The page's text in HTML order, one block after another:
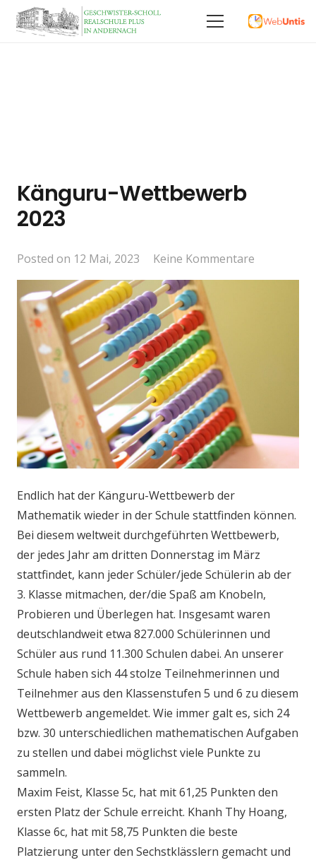
Känguru-Wettbewerb
2023
Posted on 12 Mai, 2023 Keine Kommentare
Endlich hat der Känguru-Wettbewerb der
Mathematik wieder in der Schule stattfinden können.
Bei diesem weltweit durchgeführten Wettbewerb,
der jedes Jahr am dritten Donnerstag im März
stattfindet, kann jeder Schüler/jede Schülerin ab der
3. Klasse mitmachen, der/die Spaß am Knobeln,
Probieren und Überlegen hat. Insgesamt waren
deutschlandweit etwa 827.000 Schülerinnen und
Schüler aus rund 11.300 Schulen dabei. An unserer
Schule haben sich 44 stolze Teilnehmerinnen und
Teilnehmer aus den Klassenstufen 5 und 6 zu diesem
Wettbewerb angemeldet. Wie immer galt es, sich 24
bzw. 30 unterschiedlichen mathematischen Aufgaben
zu stellen und dabei möglichst viele Punkte zu
sammeln.
Maxim Feist, Klasse 5c, hat mit 61,25 Punkten den
ersten Platz der Schule erreicht. Khanh Thy Hoang,
Klasse 6c, hat mit 58,75 Punkten die beste
Platzierung unter den Sechstklässlern gemacht und